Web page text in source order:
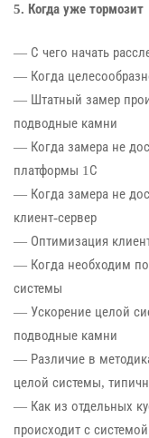
5. Когда уже тормозит
— С чего начать
— Когда
— Штатный замер
подводные камни
— Когда замера не
платформы 1С
— Когда замера не
клиент-сервер
— Оптимизация
— Когда необходим
системы
— Ускорение целой
подводные камни
— Различие в
целой системы,
— Как из отдельных
происходит с системой